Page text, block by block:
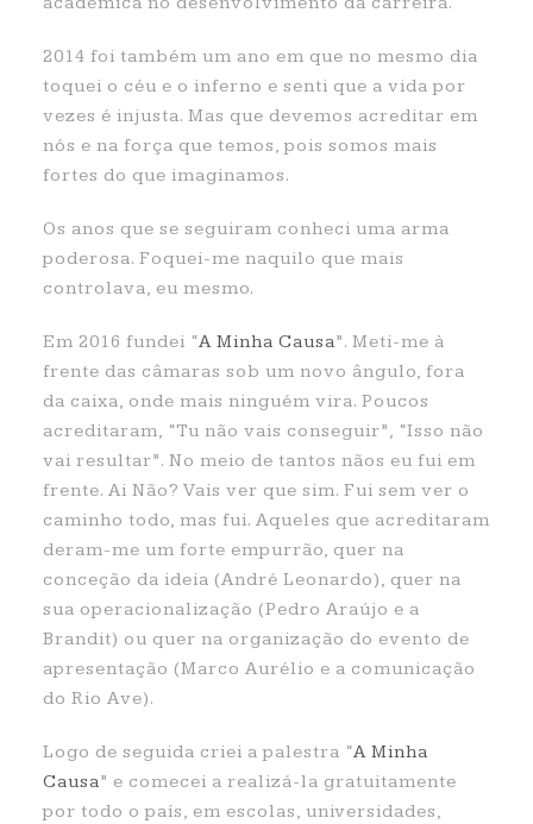
2014 foi também um ano em que no mesmo dia
toquei o céu e o inferno e senti que a vida por
vezes é injusta. Mas que devemos acreditar em
nós e na força que temos, pois somos mais
fortes do que imaginamos.
Os anos que se seguiram conheci uma arma
poderosa. Foquei-me naquilo que mais
controlava, eu mesmo.
Em 2016 fundei “A Minha Causa”. Meti-me à
frente das câmaras sob um novo ângulo, fora
da caixa, onde mais ninguém vira. Poucos
acreditaram, “Tu não vais conseguir”, “Isso não
vai resultar”. No meio de tantos nãos eu fui em
frente. Ai Não? Vais ver que sim. Fui sem ver o
caminho todo, mas fui. Aqueles que acreditaram
deram-me um forte empurrão, quer na
conceção da ideia (André Leonardo), quer na
sua operacionalização (Pedro Araújo e a
Brandit) ou quer na organização do evento de
apresentação (Marco Aurélio e a comunicação
do Rio Ave).
Logo de seguida criei a palestra “A Minha
Causa” e comecei a realizá-la gratuitamente
por todo o país, em escolas, universidades,